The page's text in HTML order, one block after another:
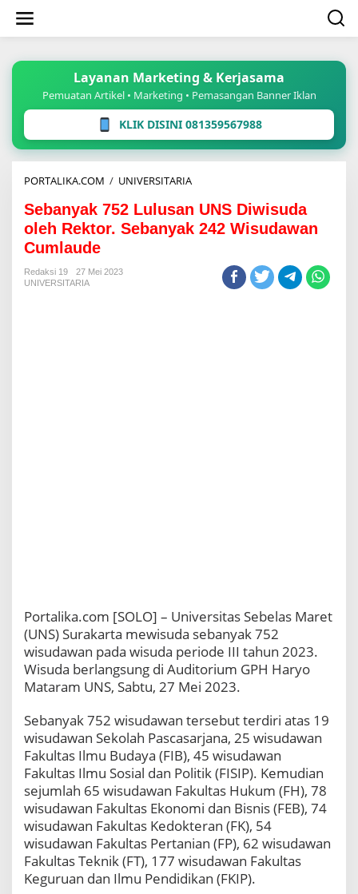
konten
Layanan Marketing & Kerjasama
Pemuatan Artikel • Marketing • Pemasangan Banner Iklan
KLIK DISINI 081359567988
PORTALIKA.COM / UNIVERSITARIASebanyak
Lulusan
UNS
Diwisuda
Rektor.
Sebanyak
Sebanyak 752 Lulusan UNS Diwisuda
oleh Rektor. Sebanyak 242 Wisudawan
Cumlaude
Redaksi 19
27 Mei 2023
UNIVERSITARIA
Portalika.com [SOLO] – Universitas Sebelas Maret
(UNS) Surakarta mewisuda sebanyak 752
wisudawan pada wisuda periode III tahun 2023.
Wisuda berlangsung di Auditorium GPH Haryo
Mataram UNS, Sabtu, 27 Mei 2023.
Sebanyak 752 wisudawan tersebut terdiri atas 19
wisudawan Sekolah Pascasarjana, 25 wisudawan
Fakultas Ilmu Budaya (FIB), 45 wisudawan
Fakultas Ilmu Sosial dan Politik (FISIP). Kemudian
sejumlah 65 wisudawan Fakultas Hukum (FH), 78
wisudawan Fakultas Ekonomi dan Bisnis (FEB), 74
wisudawan Fakultas Kedokteran (FK), 54
wisudawan Fakultas Pertanian (FP), 62 wisudawan
Fakultas Teknik (FT), 177 wisudawan Fakultas
Keguruan dan Ilmu Pendidikan (FKIP).